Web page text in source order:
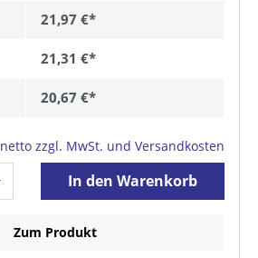
21,97 €*
21,31 €*
20,67 €*
netto zzgl. MwSt. und Versandkosten
In den Warenkorb
Zum Produkt